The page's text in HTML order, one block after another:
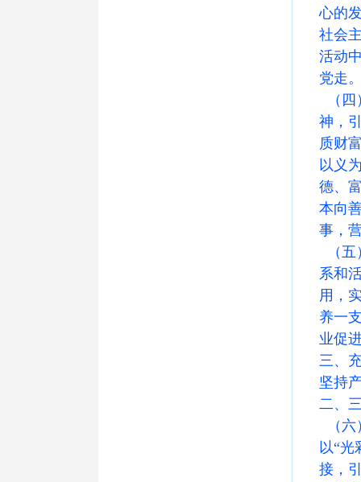
心的
社会
活动
党走。
（四
神，
质财
以义
德、
本向
事，
（五
系和
用，
养一
业促
三、
坚持
二、
（六
以“光
接，